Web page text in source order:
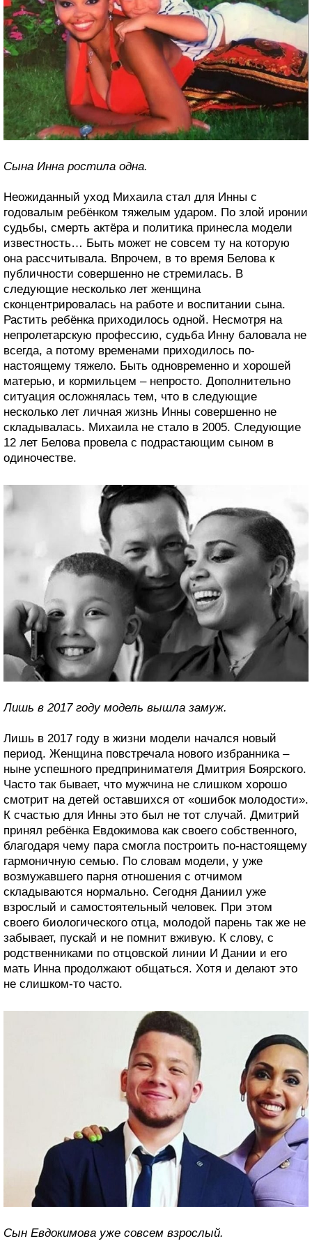
Сына Инна ростила одна.
Неожиданный уход Михаила стал для Инны с
годовалым ребёнком тяжелым ударом. По злой иронии
судьбы, смерть актёра и политика принесла модели
известность… Быть может не совсем ту на которую
она рассчитывала. Впрочем, в то время Белова к
публичности совершенно не стремилась. В
следующие несколько лет женщина
сконцентрировалась на работе и воспитании сына.
Растить ребёнка приходилось одной. Несмотря на
непролетарскую профессию, судьба Инну баловала не
всегда, а потому временами приходилось по-
настоящему тяжело. Быть одновременно и хорошей
матерью, и кормильцем – непросто. Дополнительно
ситуация осложнялась тем, что в следующие
несколько лет личная жизнь Инны совершенно не
складывалась. Михаила не стало в 2005. Следующие
12 лет Белова провела с подрастающим сыном в
одиночестве.
Лишь в 2017 году модель вышла замуж.
Лишь в 2017 году в жизни модели начался новый
период. Женщина повстречала нового избранника –
ныне успешного предпринимателя Дмитрия Боярского.
Часто так бывает, что мужчина не слишком хорошо
смотрит на детей оставшихся от «ошибок молодости».
К счастью для Инны это был не тот случай. Дмитрий
принял ребёнка Евдокимова как своего собственного,
благодаря чему пара смогла построить по-настоящему
гармоничную семью. По словам модели, у уже
возмужавшего парня отношения с отчимом
складываются нормально. Сегодня Даниил уже
взрослый и самостоятельный человек. При этом
своего биологического отца, молодой парень так же не
забывает, пускай и не помнит вживую. К слову, с
родственниками по отцовской линии И Дании и его
мать Инна продолжают общаться. Хотя и делают это
не слишком-то часто.
Сын Евдокимова уже совсем взрослый.